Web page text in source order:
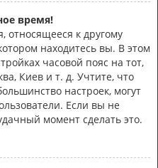
время!
относящееся к другому
находитесь вы. В этом
часовой пояс на тот,
Киев и т. д. Учтите, что
настроек, могут
Если вы не
момент сделать это.